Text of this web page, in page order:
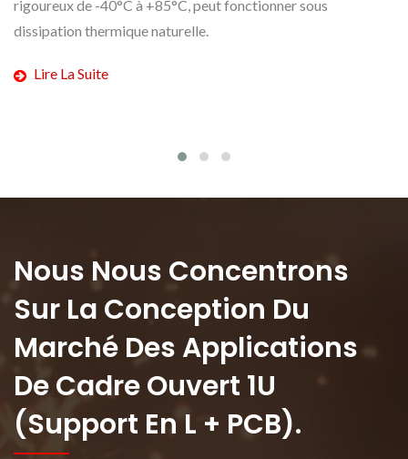
fonctionner sous
surtension, sa tension de
Nous Nous Concentrons
Sur La Conception Du
Marché Des Applications
De Cadre Ouvert 1U
(support En L + PCB).